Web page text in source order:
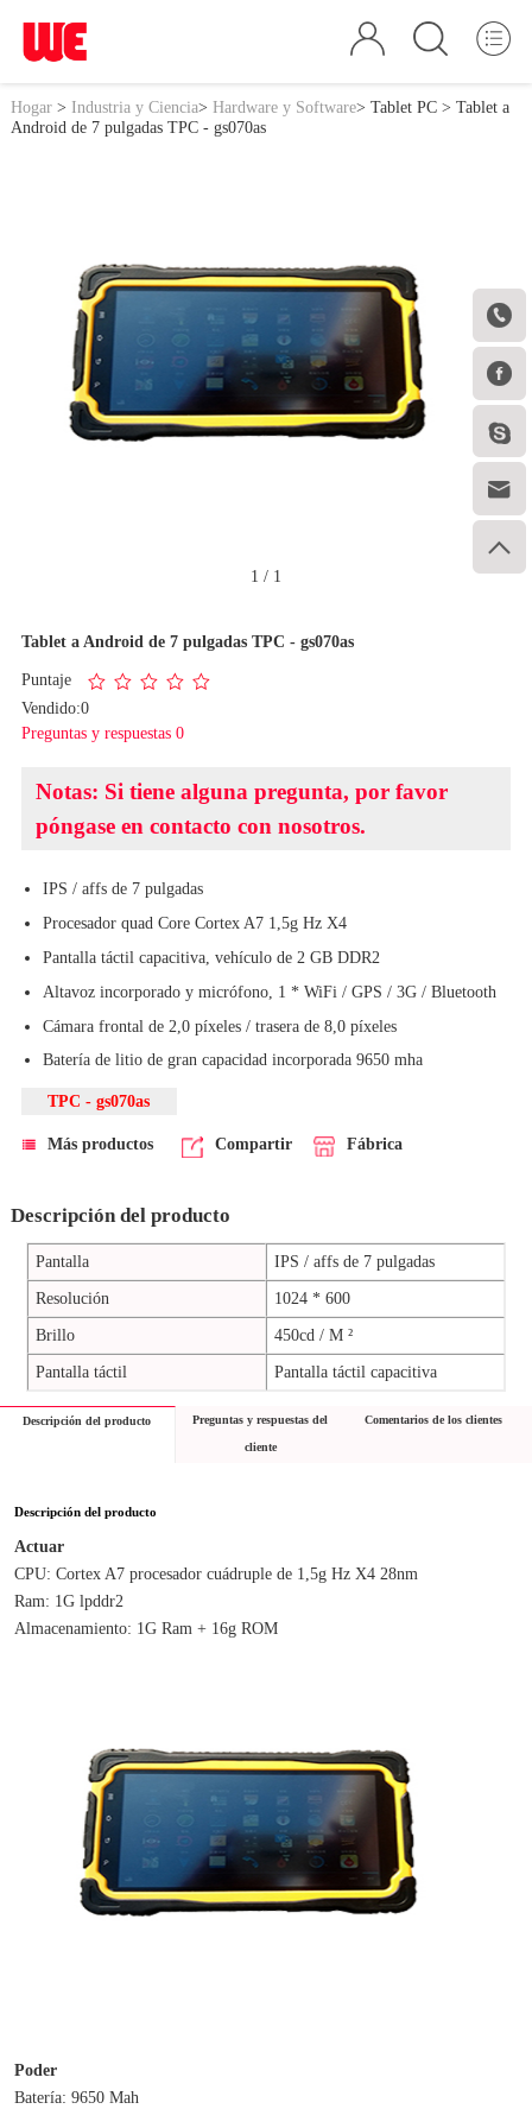





Hogar> Industria y Ciencia> Hardware y Software> Tablet PC> Tablet a
Android de 7 pulgadas TPC - gs070as
1 / 1
Tablet a Android de 7 pulgadas TPC - gs070as
Puntaje
Vendido:0
Preguntas y respuestas 0
Notas: Si tiene alguna pregunta, por favor
póngase en contacto con nosotros.
IPS / affs de 7 pulgadas
Procesador quad Core Cortex A7 1,5g Hz X4
Pantalla táctil capacitiva, vehículo de 2 GB DDR2
Altavoz incorporado y micrófono, 1 * WiFi / GPS / 3G / Bluetooth
Cámara frontal de 2,0 píxeles / trasera de 8,0 píxeles
Batería de litio de gran capacidad incorporada 9650 mha
TPC - gs070as
Más productos Compartir Fábrica
Descripción del producto
Pantalla
IPS / affs de 7 pulgadas
Resolución
1024 * 600
Brillo
450cd / M ²
Pantalla táctil
Pantalla táctil capacitiva
Descripción del producto Preguntas y respuestas del
cliente
Comentarios de los clientes
Descripción del producto
Actuar
CPU: Cortex A7 procesador cuádruple de 1,5g Hz X4 28nm
Ram: 1G lpddr2
Almacenamiento: 1G Ram + 16g ROM
Poder
Batería: 9650 Mah